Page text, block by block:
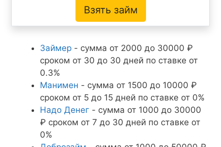
Взять займ
Займер - сумма от 2000 до 30000 ₽
сроком от 30 до 30 дней по ставке от
0.3%
Манимен - сумма от 1500 до 10000 ₽
сроком от 5 до 15 дней по ставке от 0%
Надо Денег - сумма от 1000 до 30000
₽ сроком от 7 до 30 дней по ставке от
0%